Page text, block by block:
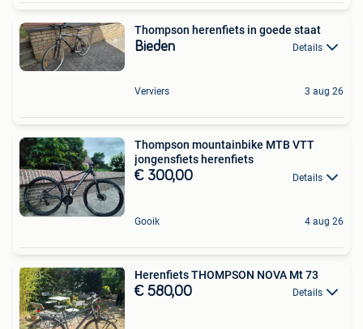
Thompson herenfiets in goede staat
Bieden Details
Verviers 3 aug 26
Thompson mountainbike MTB VTT
jongensfiets herenfiets
€ 300,00 Details
Gooik 4 aug 26
Herenfiets THOMPSON NOVA Mt 73
€ 580,00 Details